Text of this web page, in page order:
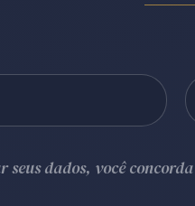
dados, você